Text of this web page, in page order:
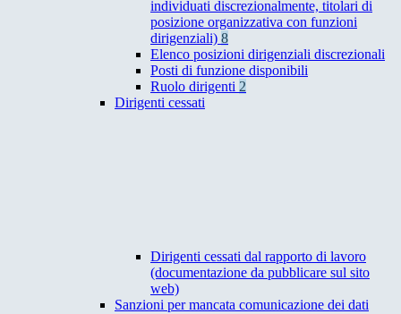
individuati discrezionalmente, titolari di
posizione organizzativa con funzioni
dirigenziali) 8
Elenco posizioni dirigenziali discrezionali
Posti di funzione disponibili
Ruolo dirigenti 2
Dirigenti cessati
Dirigenti cessati dal rapporto di lavoro
(documentazione da pubblicare sul sito
web)
Sanzioni per mancata comunicazione dei dati